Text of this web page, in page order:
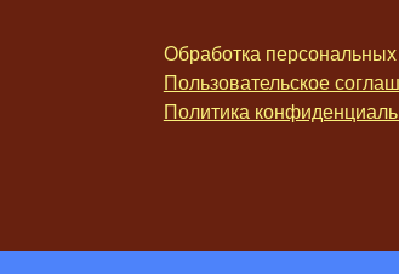
Обработка
Пользовательское
Политика